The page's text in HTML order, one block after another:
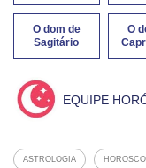
O dom de
Sagitário
O
EQUIPE
ASTROLOGIA